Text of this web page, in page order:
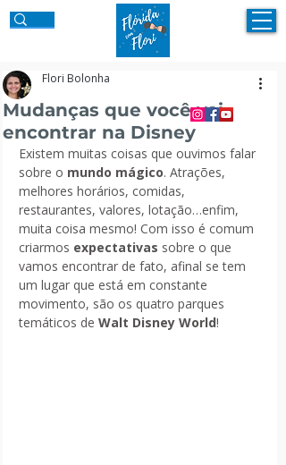
Mudanças que você vai
encontrar na Disney
Flori Bolonha
Existem muitas coisas que ouvimos falar
sobre o mundo mágico. Atrações,
melhores horários, comidas,
restaurantes, valores, lotação…enfim,
muita coisa mesmo! Com isso é comum
criarmos expectativas sobre o que
vamos encontrar de fato, afinal se tem
um lugar que está em constante
movimento, são os quatro parques
temáticos de Walt Disney World!